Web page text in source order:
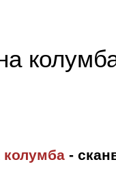
колумба -